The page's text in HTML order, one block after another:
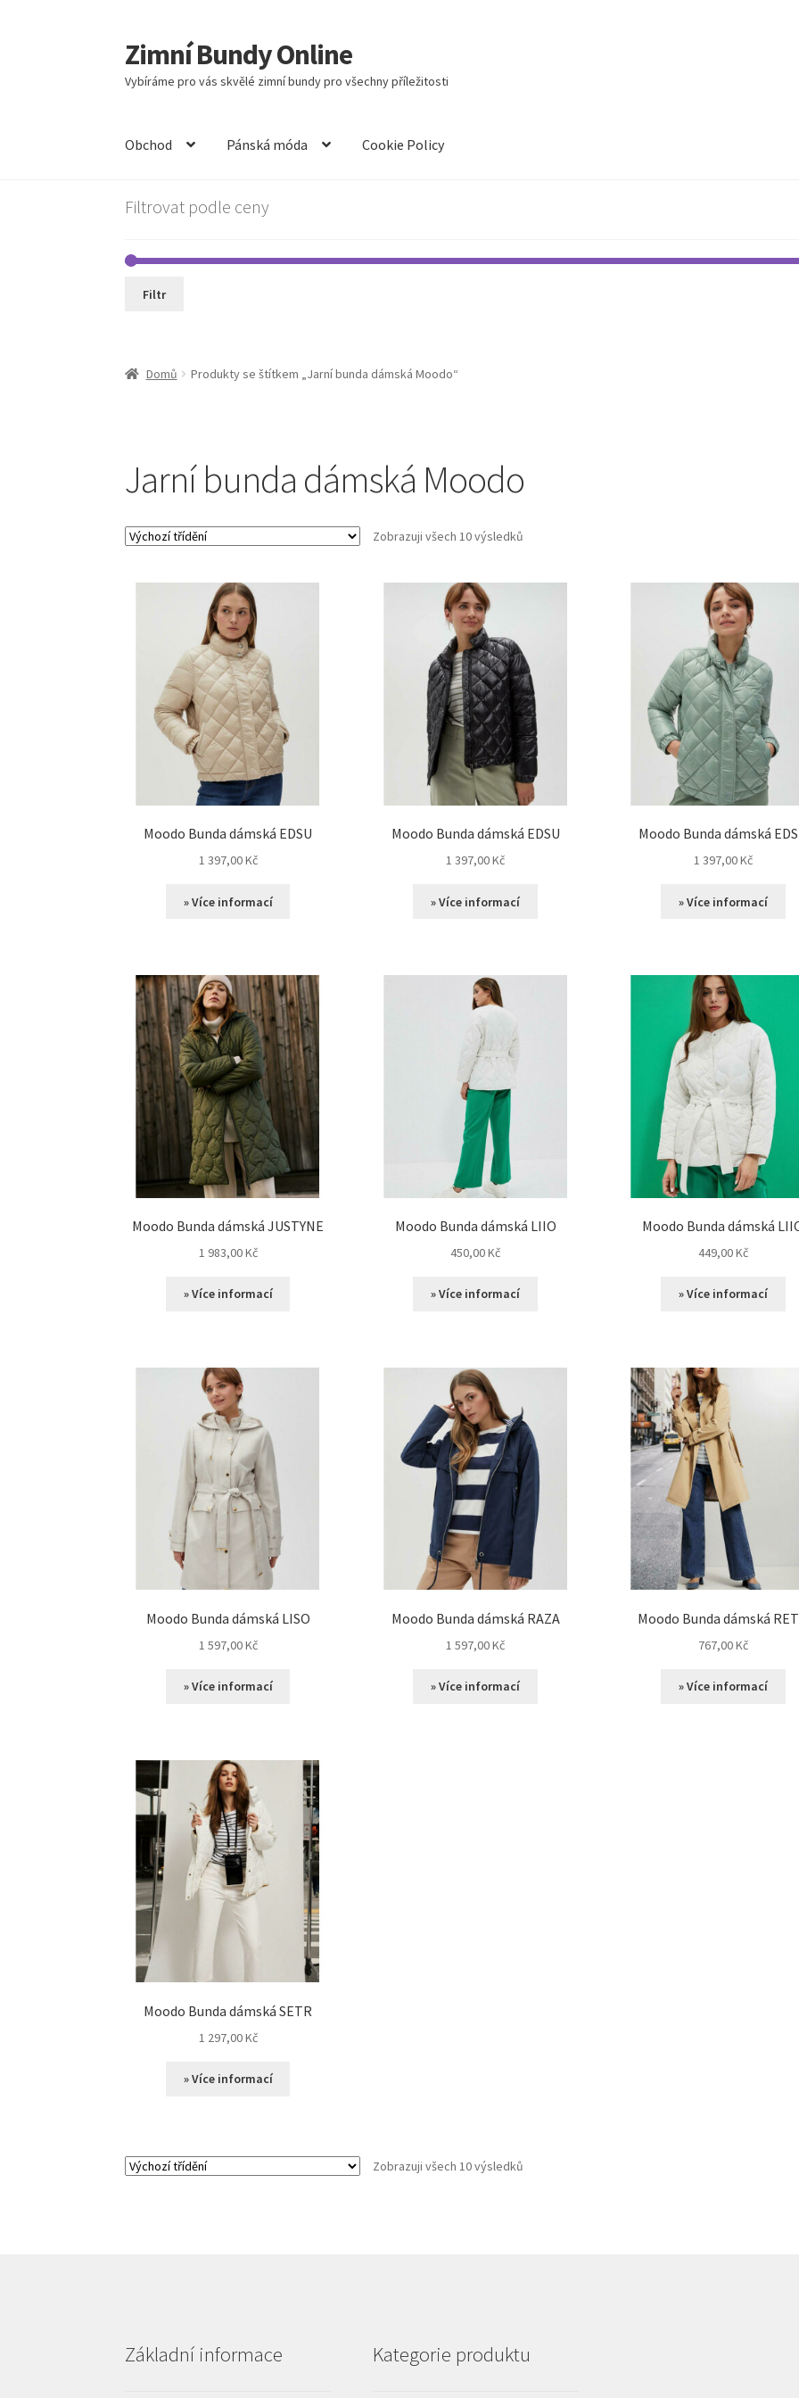
Přeskočit
na
navigaci
Přejít
k
obsahu
Zimní Bundy Online
Vybíráme pro vás skvělé zimní bundy pro všechny příležitosti
Obchod Pánská móda Cookie Policy
Filtrovat podle ceny
Filtr
Domů Produkty se štítkem „Jarní bunda dámská Moodo“
Jarní bunda dámská Moodo
Zobrazuji všech 10 výsledků
Moodo Bunda dámská EDSU
1 397,00Kč
» Více informací
Moodo Bunda dámská EDSU
1 397,00Kč
» Více informací
Moodo Bunda dámská
1 397,00Kč
» Více informací
Moodo Bunda dámská JUSTYNE
1 983,00Kč
» Více informací
Moodo Bunda dámská LIIO
450,00Kč
» Více informací
Moodo Bunda dámská
449,00Kč
» Více informací
Moodo Bunda dámská LISO
1 597,00Kč
» Více informací
Moodo Bunda dámská RAZA
1 597,00Kč
» Více informací
Moodo Bunda dámská
767,00Kč
» Více informací
Moodo Bunda dámská SETR
1 297,00Kč
» Více informací
Zobrazuji všech 10 výsledků
Základní informace Kategorie produktu